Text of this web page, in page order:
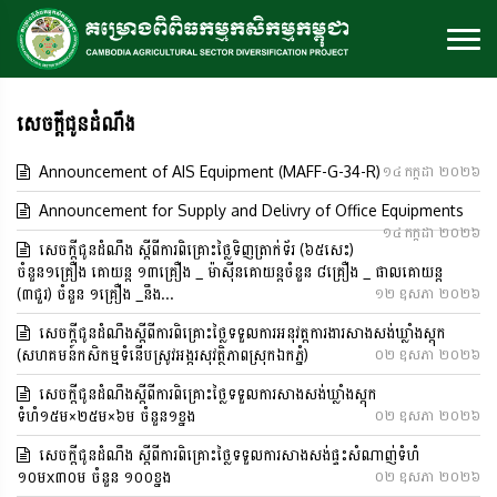
សេចក្តីជូនដំណឹង
Announcement of AIS Equipment (MAFF-G-34-R) ១៤ កក្កដា ២០២៦
Announcement for Supply and Delivry of Office Equipments
១៤ កក្កដា ២០២៦
សេចក្តីជូនដំណឹង ស្តីពីការពិគ្រោះថ្លៃទិញត្រាក់ទ័រ (៦៥សេះ)
ចំនួន១គ្រឿង គោយន្ត ១៣គ្រឿង _ ម៉ាសុីនគោយន្តចំនួន ៨គ្រឿង _ ផាលគោយន្ត
(៣ជួរ) ចំនួន ១គ្រឿង _នឹង...
១២ ឧសភា ២០២៦
សេចក្ដីជូនដំណឹងស្ដីពីការពិគ្រោះថ្លៃទទួលការអនុវត្តការងារសាងសង់ឃ្លាំងស្តុក
(សហគមន៍កសិកម្មទំនើបស្រូវអង្ករសុវត្ថិភាពស្រុកឯកភ្នំ)
០២ ឧសភា ២០២៦
សេចក្ដីជូនដំណឹងស្ដីពីការពិគ្រោះថ្លៃទទួលការសាងសង់ឃ្លាំងស្តុក
ទំហំ១៥ម×២៥ម×៦ម ចំនួន១ខ្នង
០២ ឧសភា ២០២៦
សេចក្ដីជូនដំណឹង ស្ដីពីការពិគ្រោះថ្លៃទទួលការសាងសង់ផ្ទះសំណាញ់ទំហំ
១០មx៣០ម ចំនួន ១០០ខ្នង
០២ ឧសភា ២០២៦